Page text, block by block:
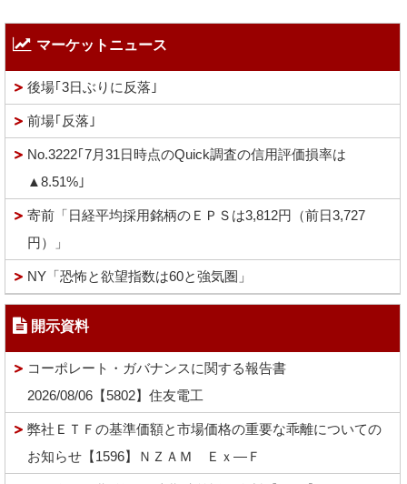
マーケットニュース
後場｢3日ぶりに反落｣
前場｢反落｣
No.3222｢7月31日時点のQuick調査の信用評価損率は
▲8.51%｣
寄前「日経平均採用銘柄のＥＰＳは3,812円（前日3,727
円）」
NY「恐怖と欲望指数は60と強気圏」
開示資料
コーポレート・ガバナンスに関する報告書
2026/08/06【5802】住友電工
弊社ＥＴＦの基準価額と市場価格の重要な乖離についての
お知らせ【1596】ＮＺＡＭ Ｅｘ―Ｆ